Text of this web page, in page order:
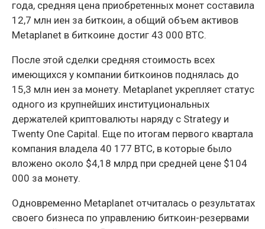
года, средняя цена приобретенных монет составила
12,7 млн иен за биткоин, а общий объем активов
Metaplanet в биткоине достиг 43 000 BTC.
После этой сделки средняя стоимость всех
имеющихся у компании биткоинов поднялась до
15,3 млн иен за монету. Metaplanet укрепляет статус
одного из крупнейших институциональных
держателей криптовалюты наряду с Strategy и
Twenty One Capital. Еще по итогам первого квартала
компания владела 40 177 BTC, в которые было
вложено около $4,18 млрд при средней цене $104
000 за монету.
Одновременно Metaplanet отчиталась о результатах
своего бизнеса по управлению биткоин-резервами